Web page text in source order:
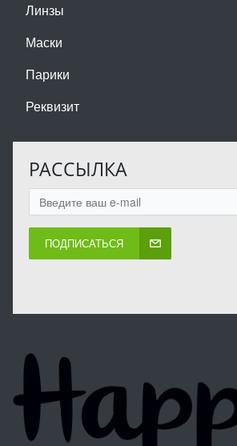
Линзы
Маски
Парики
Реквизит
РАССЫЛКА
ПОДПИСАТЬСЯ